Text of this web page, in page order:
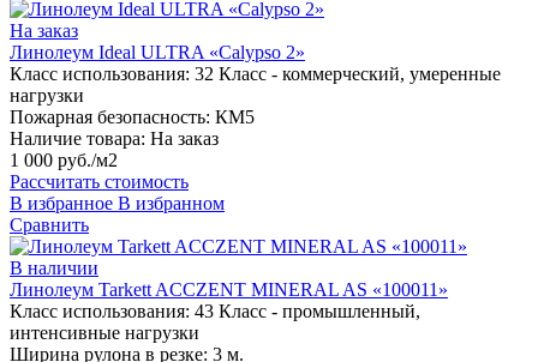
На заказ
Линолеум Ideal ULTRA «Calypso 2»
Класс использования: 32 Класс - коммерческий, умеренные
нагрузки
Пожарная безопасность: КМ5
Наличие товара: На заказ
1 000 руб./м2
Рассчитать стоимость
В избранное В избранном
Сравнить
В наличии
Линолеум Tarkett ACCZENT MINERAL AS «100011»
Класс использования: 43 Класс - промышленный,
интенсивные нагрузки
Ширина рулона в резке: 3 м.